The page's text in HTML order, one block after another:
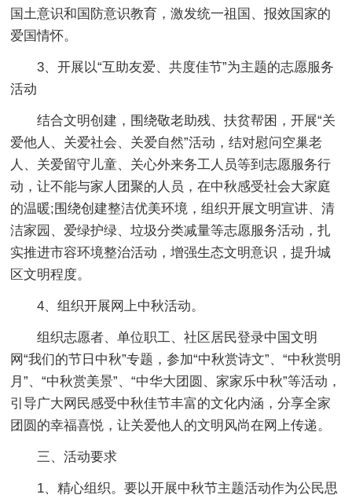
国土意识和国防意识教育，激发统一祖国、报效国家的
爱国情怀。
3、开展以“互助友爱、共度佳节”为主题的志愿服务
活动
结合文明创建，围绕敬老助残、扶贫帮困，开展“关
爱他人、关爱社会、关爱自然”活动，结对慰问空巢老
人、关爱留守儿童、关心外来务工人员等到志愿服务行
动，让不能与家人团聚的人员，在中秋感受社会大家庭
的温暖;围绕创建整洁优美环境，组织开展文明宣讲、清
洁家园、爱绿护绿、垃圾分类减量等志愿服务活动，扎
实推进市容环境整治活动，增强生态文明意识，提升城
区文明程度。
4、组织开展网上中秋活动。
组织志愿者、单位职工、社区居民登录中国文明
网“我们的节日中秋”专题，参加“中秋赏诗文”、“中秋赏明
月”、“中秋赏美景”、“中华大团圆、家家乐中秋”等活动，
引导广大网民感受中秋佳节丰富的文化内涵，分享全家
团圆的幸福喜悦，让关爱他人的文明风尚在网上传递。
三、活动要求
1、精心组织。要以开展中秋节主题活动作为公民思